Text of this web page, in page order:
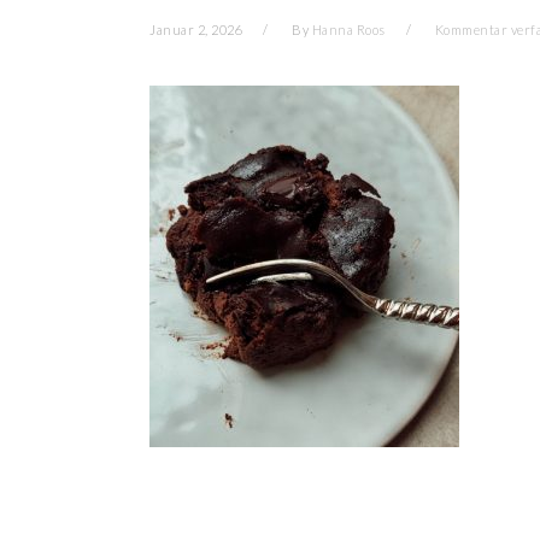
Januar 2, 2026 By Hanna Roos Kommentar